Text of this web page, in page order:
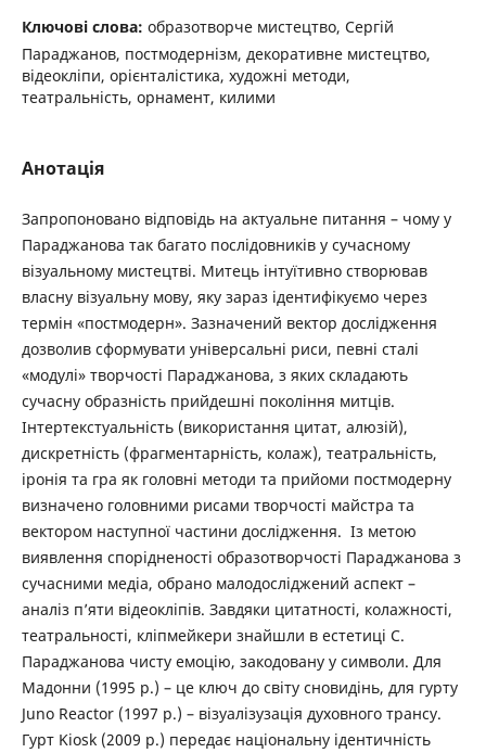
Ключові слова: образотворче мистецтво, Сергій
Параджанов, постмодернізм, декоративне мистецтво,
відеокліпи, орієнталістика, художні методи,
театральність, орнамент, килими
Анотація
Запропоновано відповідь на актуальне питання – чому у
Параджанова так багато послідовників у сучасному
візуальному мистецтві. Митець інтуїтивно створював
власну візуальну мову, яку зараз ідентифікуємо через
термін «постмодерн». Зазначений вектор дослідження
дозволив сформувати універсальні риси, певні сталі
«модулі» творчості Параджанова, з яких складають
сучасну образність прийдешні покоління митців.
Інтертекстуальність (використання цитат, алюзій),
дискретність (фрагментарність, колаж), театральність,
іронія та гра як головні методи та прийоми постмодерну
визначено головними рисами творчості майстра та
вектором наступної частини дослідження. Із метою
виявлення спорідненості образотворчості Параджанова з
сучасними медіа, обрано малодосліджений аспект –
аналіз п’яти відеокліпів. Завдяки цитатності, колажності,
театральності, кліпмейкери знайшли в естетиці С.
Параджанова чисту емоцію, закодовану у символи. Для
Мадонни (1995 р.) – це ключ до світу сновидінь, для гурту
Juno Reactor (1997 р.) – візуалізузація духовного трансу.
Гурт Kiosk (2009 р.) передає національну ідентичність